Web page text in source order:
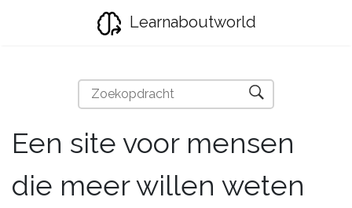
Learnaboutworld
Een site voor mensen
die meer willen weten